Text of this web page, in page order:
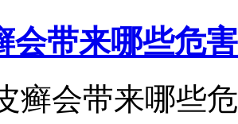
会带来哪些危
癣会带来哪些